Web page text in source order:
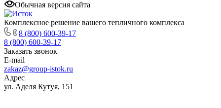
Обычная версия сайта
Комплексное решение вашего тепличного комплекса
8 (800) 600-39-17
8 (800) 600-39-17
Заказать звонок
E-mail
zakaz@group-istok.ru
Адрес
ул. Аделя Кутуя, 151